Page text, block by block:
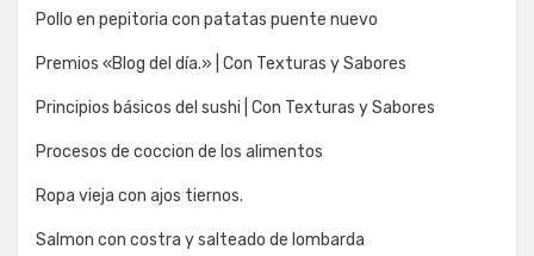
Pollo en pepitoria con patatas puente nuevo
Premios «Blog del día.» | Con Texturas y Sabores
Principios básicos del sushi | Con Texturas y Sabores
Procesos de coccion de los alimentos
Ropa vieja con ajos tiernos.
Salmon con costra y salteado de lombarda